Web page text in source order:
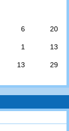
6 20
1 13
13 29